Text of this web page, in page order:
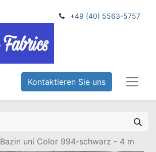
+49 (40) 5563-5757
Kontaktieren Sie uns
Bazin uni Color 994-schwarz - 4 m